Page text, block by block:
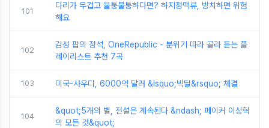
101
다리가 무겁고 울퉁불퉁하다면? 하지정맥류, 방치하면 위험
해요
102
감성 팝의 정석, OneRepublic - 분위기 따라 골라 듣는 플
레이리스트 추천 7곡
103 미국-사우디, 6000억 달러 &lsquo;빅딜&rsquo; 체결
104
&quot;5개의 별, 전설은 계속된다 &ndash; 페이커 이상혁
의 모든 것&quot;